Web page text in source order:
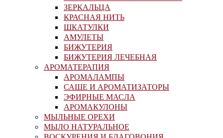
ЗЕРКАЛЬЦА
КРАСНАЯ НИТЬ
ШКАТУЛКИ
АМУЛЕТЫ
БИЖУТЕРИЯ
БИЖУТЕРИЯ ЛЕЧЕБНАЯ
АРОМАТЕРАПИЯ
АРОМАЛАМПЫ
САШЕ И АРОМАТИЗАТОРЫ
ЭФИРНЫЕ МАСЛА
АРОМАКУЛОНЫ
МЫЛЬНЫЕ ОРЕХИ
МЫЛО НАТУРАЛЬНОЕ